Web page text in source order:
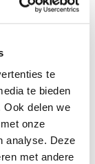
te
te bieden
Ook delen we
onze
analyse. Deze
met andere
to deliver
wish you